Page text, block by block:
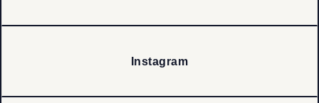
Instagram